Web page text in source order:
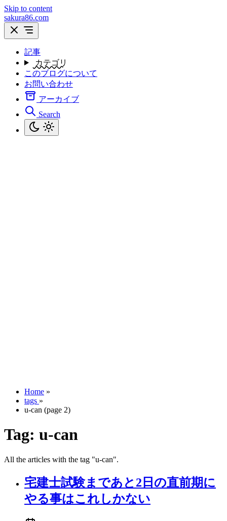
Skip to content
sakura86.com
記事
カテゴリ
このブログについて
お問い合わせ
アーカイブ
Search
Home »
tags »
u-can (page 2)
Tag: u-can
All the articles with the tag "u-can".
宅建士試験まであと2日の直前期に
やる事はこれしかない